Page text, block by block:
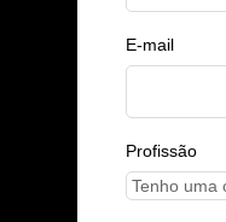
E-mail
Profissão